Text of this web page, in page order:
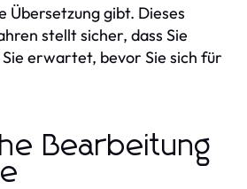
Übersetzung gibt. Dieses
stellt sicher, dass Sie
erwartet, bevor Sie sich für
Bearbeitung